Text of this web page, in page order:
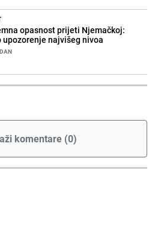
opasnost prijeti Njemačkoj:
upozorenje najvišeg nivoa
komentare (0)